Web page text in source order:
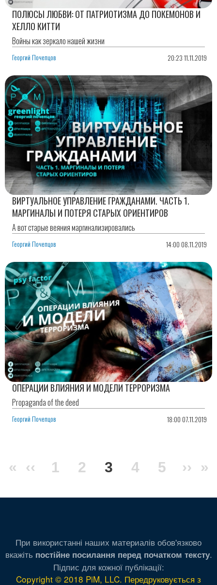
ПОЛЮСЫ ЛЮБВИ: ОТ ПАТРИОТИЗМА ДО ПОКЕМОНОВ И
ХЕЛЛО КИТТИ
Войны как зеркало нашей жизни
Георгий Почепцов 20:23 11.11.2019
ВИРТУАЛЬНОЕ УПРАВЛЕНИЕ ГРАЖДАНАМИ. ЧАСТЬ 1.
МАРГИНАЛЫ И ПОТЕРЯ СТАРЫХ ОРИЕНТИРОВ
А вот старые веяния маргинализировались
Георгий Почепцов 14:00 08.11.2019
ОПЕРАЦИИ ВЛИЯНИЯ И МОДЕЛИ ТЕРРОРИЗМА
Propaganda of the deed
Георгий Почепцов 18:00 07.11.2019
страниц
Первая
«
Предыдущая
‹‹ Page
1 Page
2
Текущая
3 Page
4 Page
5 ›› »
При використанні наших материалів обов'язково
вкажіть постійне посилання перед початком тексту.
Підпис для кожної публікації:
Copyright © 2018 PiM, LLC. Передруковується з